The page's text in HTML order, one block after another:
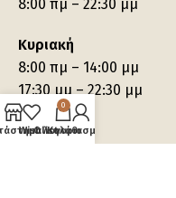
8:00 πμ – 22:30 μμ
Κυριακή
8:00 πμ – 14:00 μμ
17:30 μμ – 22:30 μμ
Wishlist
0
Καλάθι
Ο λογαριασμός μου